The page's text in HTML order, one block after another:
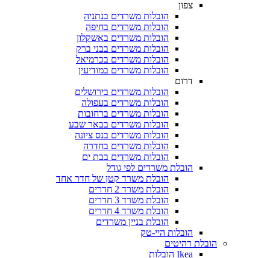
הובלות משרדים בנתניה
הובלות משרדים בחיפה
הובלות משרדים באשקלון
הובלות משרדים בבני ברק
הובלות משרדים בכרמיאל
הובלות משרדים במודיעין
הובלות משרדים בירושלים
הובלות משרדים בעפולה
הובלות משרדים ברחובות
הובלות משרדים בבאר שבע
הובלות משרדים בנס ציונה
הובלות משרדים בחדרה
הובלות משרדים בבת ים
הובלת משרדים לפי גודל
הובלת משרד קטן של חדר אחד
הובלת בניין משרדים